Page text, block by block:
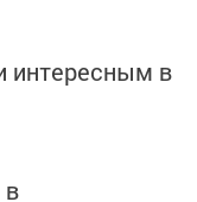
интересным в
в